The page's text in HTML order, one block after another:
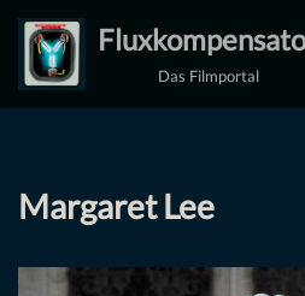
Zum
Inhalt
Das Filmportal
Margaret Lee